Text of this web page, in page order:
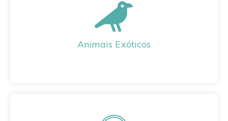
Animais Exóticos